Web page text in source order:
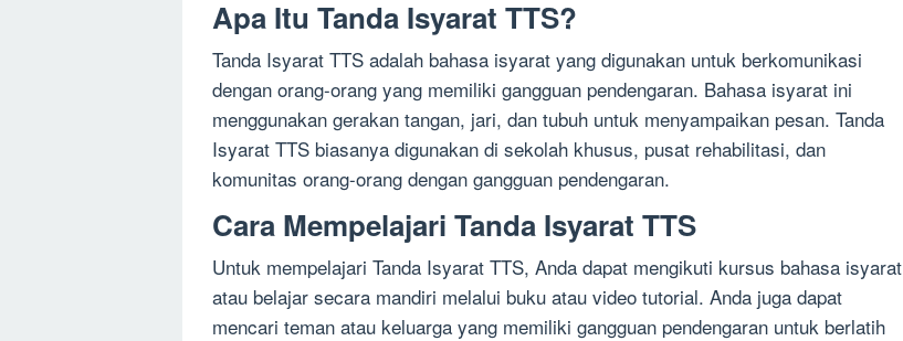
Apa Itu Tanda Isyarat TTS?
Tanda Isyarat TTS adalah bahasa isyarat yang digunakan untuk berkomunikasi
dengan orang-orang yang memiliki gangguan pendengaran. Bahasa isyarat ini
menggunakan gerakan tangan, jari, dan tubuh untuk menyampaikan pesan. Tanda
Isyarat TTS biasanya digunakan di sekolah khusus, pusat rehabilitasi, dan
komunitas orang-orang dengan gangguan pendengaran.
Cara Mempelajari Tanda Isyarat TTS
Untuk mempelajari Tanda Isyarat TTS, Anda dapat mengikuti kursus bahasa isyarat
atau belajar secara mandiri melalui buku atau video tutorial. Anda juga dapat
mencari teman atau keluarga yang memiliki gangguan pendengaran untuk berlatih